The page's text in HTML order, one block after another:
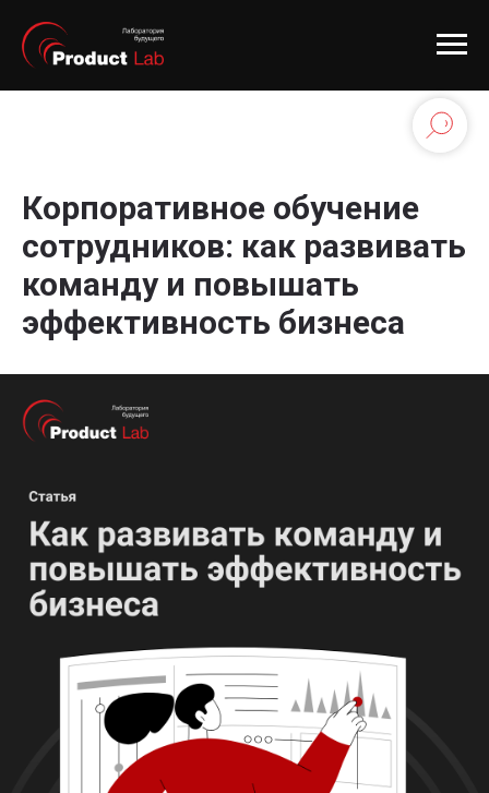
Корпоративное обучение
сотрудников: как развивать
команду и повышать
эффективность бизнеса